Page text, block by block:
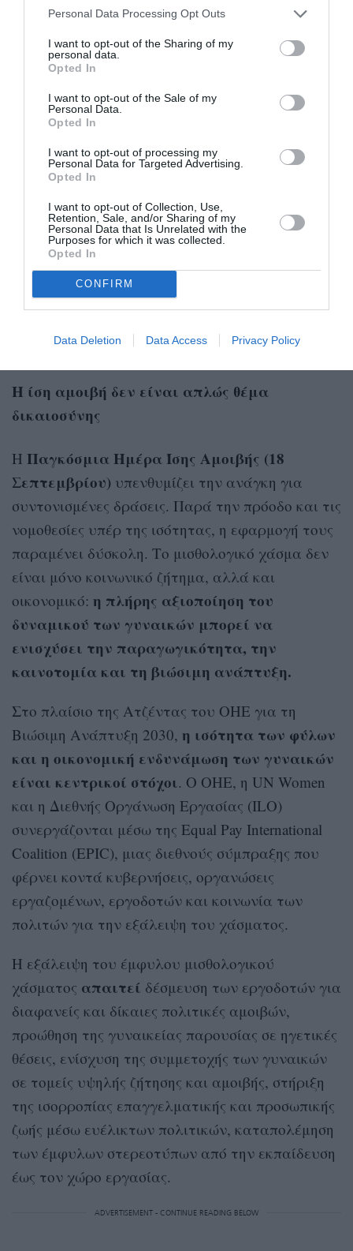
Personal Data Processing Opt Outs
I want to opt-out of the Sharing of my
personal data.
Opted In
I want to opt-out of the Sale of my
Personal Data.
Opted In
I want to opt-out of processing my
Personal Data for Targeted Advertising.
Opted In
I want to opt-out of Collection, Use,
Retention, Sale, and/or Sharing of my
Personal Data that Is Unrelated with the
Purposes for which it was collected.
Opted In
CONFIRM
Data Deletion Data Access Privacy Policy
Δείτε αυτή τη δημοσίευση στο Instagram.
​Η ίση αμοιβή δεν είναι απλώς θέμα
δικαιοσύνης
Η Παγκόσμια Ημέρα Ίσης Αμοιβής (18
Σεπτεμβρίου) υπενθυμίζει την ανάγκη για
συντονισμένες δράσεις. Παρά την πρόοδο και τις
νομοθεσίες υπέρ της ισότητας, η εφαρμογή τους
παραμένει δύσκολη. Το μισθολογικό χάσμα δεν
είναι μόνο κοινωνικό ζήτημα, αλλά και
οικονομικό: η πλήρης αξιοποίηση του
δυναμικού των γυναικών μπορεί να
ενισχύσει την παραγωγικότητα, την
καινοτομία και τη βιώσιμη ανάπτυξη.
Στο πλαίσιο της Ατζέντας του ΟΗΕ για τη
Βιώσιμη Ανάπτυξη 2030, η ισότητα των φύλων
και η οικονομική ενδυνάμωση των γυναικών
είναι κεντρικοί στόχοι. Ο ΟΗΕ, η UN Women
και η Διεθνής Οργάνωση Εργασίας (ILO)
συνεργάζονται μέσω της Equal Pay International
Coalition (EPIC), μιας διεθνούς σύμπραξης που
φέρνει κοντά κυβερνήσεις, οργανώσεις
εργαζομένων, εργοδοτών και κοινωνία των
πολιτών για την εξάλειψη του χάσματος.
Η εξάλειψη του έμφυλου μισθολογικού
χάσματος απαιτεί δέσμευση των εργοδοτών για
διαφανείς και δίκαιες πολιτικές αμοιβών,
προώθηση της γυναικείας παρουσίας σε ηγετικές
θέσεις, ενίσχυση της συμμετοχής των γυναικών
σε τομείς υψηλής ζήτησης και αμοιβής, στήριξη
της ισορροπίας επαγγελματικής και προσωπικής
ζωής μέσω ευέλικτων πολιτικών, καταπολέμηση
των έμφυλων στερεοτύπων από την εκπαίδευση
έως τον χώρο εργασίας.
ADVERTISEMENT - CONTINUE READING BELOW